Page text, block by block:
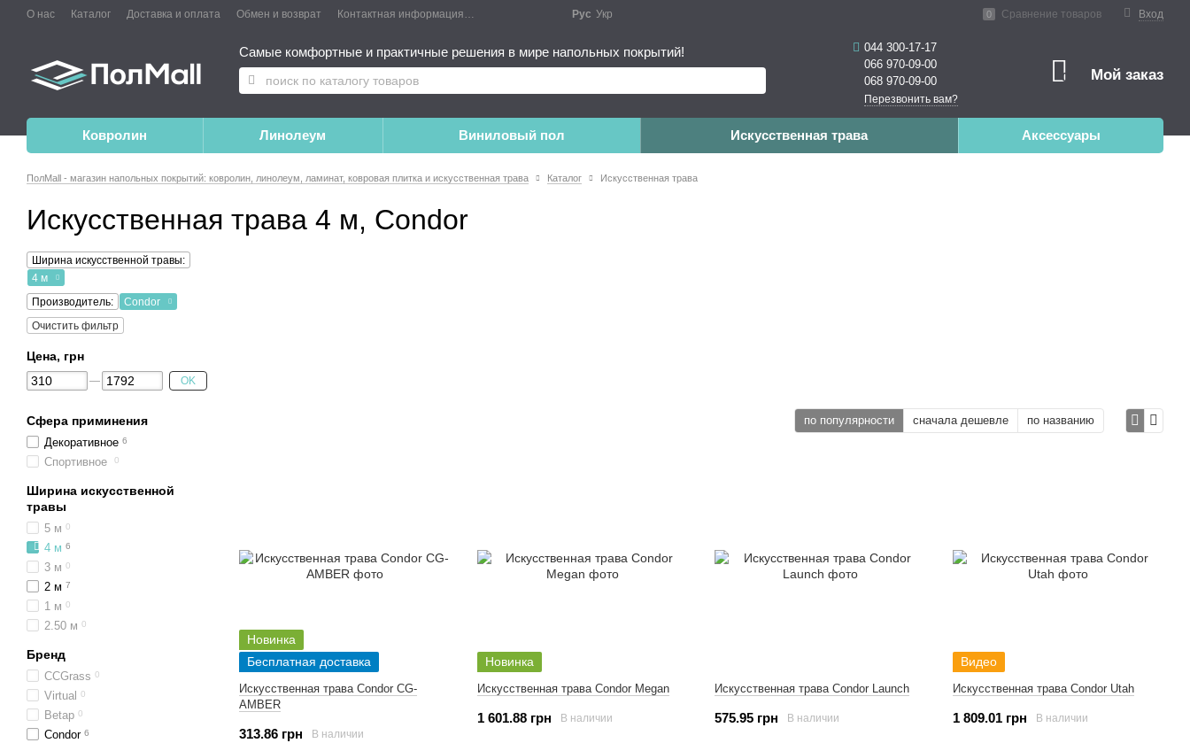
О нас Каталог Доставка и оплата Обмен и возврат Контактная информация Публичный договор Вход
0 Сравнение товаров
Рус Укр
Самые комфортные и практичные решения в мире напольных покрытий!
044 300-17-17
066 970-09-00
068 970-09-00
Перезвонить вам?
0 Мой заказ
Ковролин Линолеум Виниловый пол Искусственная трава Аксессуары
ПолMall - магазин напольных покрытий: ковролин, линолеум, ламинат, ковровая плитка и искусственная трава Каталог Искусственная трава
Искусственная трава 4 м, Condor
по популярности сначала дешевле по названию
Новинка
Бесплатная доставка
Искусственная трава Condor CG-
AMBER
313.86 грн В наличии
Новинка
Искусственная трава Condor Megan
1 601.88 грн В наличии
Искусственная трава Condor Launch
575.95 грн В наличии
Видео
Искусственная трава Condor Utah
1 809.01 грн В наличии
Ширина искусственной травы:
4 м
Производитель:
Condor
Очистить фильтр
Цена, грн
OK
Сфера приминения
Декоративное 6
Спортивное 0
Ширина искусственной
травы
5 м 0
4 м 6
3 м 0
2 м 7
1 м 0
2.50 м 0
Бренд
CCGrass 0
Virtual 0
Betap 0
Condor 6